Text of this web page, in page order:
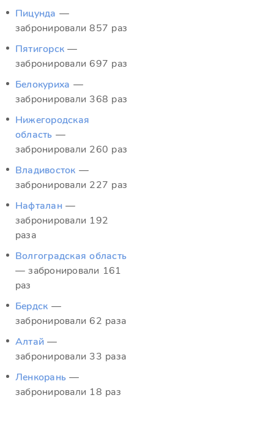
Пицунда —
забронировали 857 раз
Пятигорск —
забронировали 697 раз
Белокуриха —
забронировали 368 раз
Нижегородская
область —
забронировали 260 раз
Владивосток —
забронировали 227 раз
Нафталан —
забронировали 192
раза
Волгоградская область
— забронировали 161
раз
Бердск —
забронировали 62 раза
Алтай —
забронировали 33 раза
Ленкорань —
забронировали 18 раз